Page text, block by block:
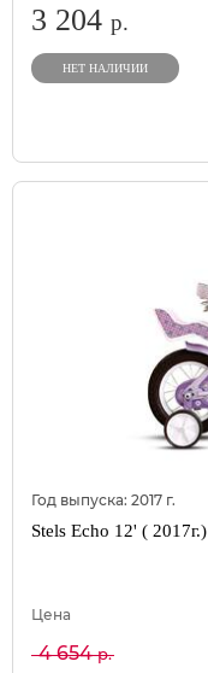
3 204 р.
НЕТ НАЛИЧИИ
Год выпуска: 2017 г.
Stels Echo 12' ( 2017г.)
Цена
4 654р.